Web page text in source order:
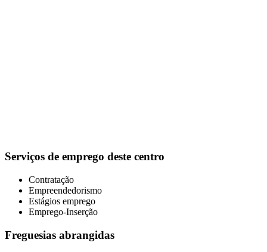
Serviços de emprego deste centro
Contratação
Empreendedorismo
Estágios emprego
Emprego-Inserção
Freguesias abrangidas